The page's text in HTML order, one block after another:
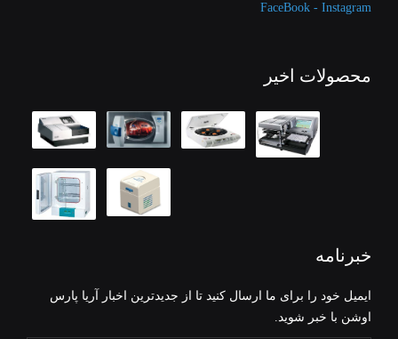
FaceBook - Instagram
محصولات اخیر
خبرنامه
ایمیل خود را برای ما ارسال کنید تا از جدیدترین اخبار آریا پارس
اوشن با خبر شوید.